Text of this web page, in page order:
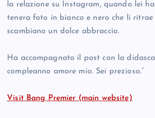
la relazione su Instagram, quando lei
tenera foto in bianco e nero che li ritrae
scambiano un dolce abbraccio.
Ha accompagnato il post con la
compleanno amore mio. Sei prezioso.”
Visit Bang Premier (main website)